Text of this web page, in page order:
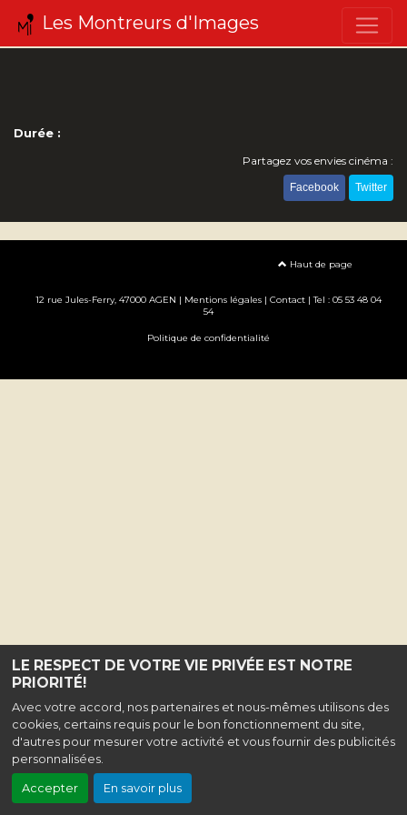
LE RESPECT DE VOTRE VIE PRIVÉE EST NOTRE
PRIORITÉ!
Avec votre accord, nos partenaires et nous-mêmes utilisons des
cookies, certains requis pour le bon fonctionnement du site,
d'autres pour mesurer votre activité et vous fournir des publicités
personnalisées.
Accepter En savoir plus
Les Montreurs d'Images
Durée :
Partagez vos envies cinéma :
Facebook Twitter
Haut de page
12 rue Jules-Ferry, 47000 AGEN | Mentions légales| Contact| Tel : 05 53 48 04
54
Politique de confidentialité